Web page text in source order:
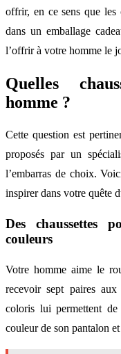
offrir, en ce sens que les
dans un emballage
l’offrir à votre homme le
Quelles
homme ?
Cette question est
proposés par un
l’embarras de choix.
inspirer dans votre quête
Des chaussettes
couleurs
Votre homme aime le
recevoir sept paires
coloris lui permettent
couleur de son pantalon et